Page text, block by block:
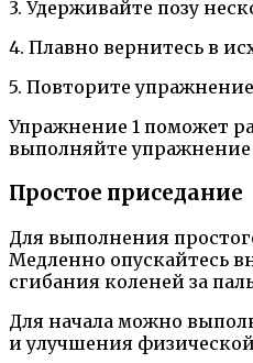
3. Удерживайте позу
4. Плавно вернитесь в
5. Повторите
Упражнение 1 поможет
выполняйте упражнение
Простое приседание
Для выполнения
Медленно опускайтесь
сгибания коленей за
Для начала можно
и улучшения